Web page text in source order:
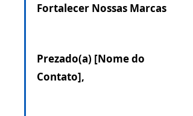
Fortalecer Nossas Marcas
Prezado(a) [Nome do
Contato],